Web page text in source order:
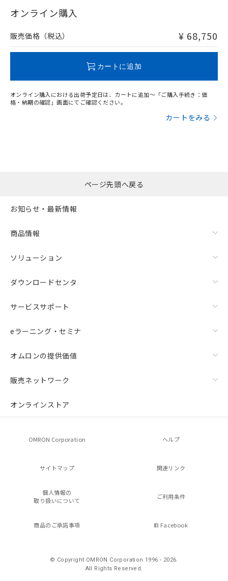
在庫等で未対応品が混在する可能性があります。
問い合わせください。
オンライン購入
販売価格（税込） ¥ 68,750
カートに追加
オンライン購入における出荷予定日は、カートに追加～「ご購入手続き：価
格・納期の確認」画面にてご確認ください。
カートをみる
ページ先頭へ戻る
お知らせ・最新情報
商品情報
ソリューション
ダウンロードセンタ
サービスサポート
eラーニング・セミナ
オムロンの提供価値
販売ネットワーク
オンラインストア
OMRON Corporation ヘルプ
サイトマップ 関連リンク
個人情報の
取り扱いについて
ご利用条件
商品のご承諾事項 Facebook
© Copyright OMRON Corporation 1996 - 2026.
All Rights Reserved.